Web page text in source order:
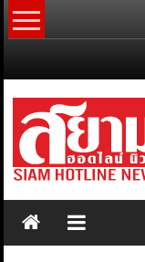
Skip
to